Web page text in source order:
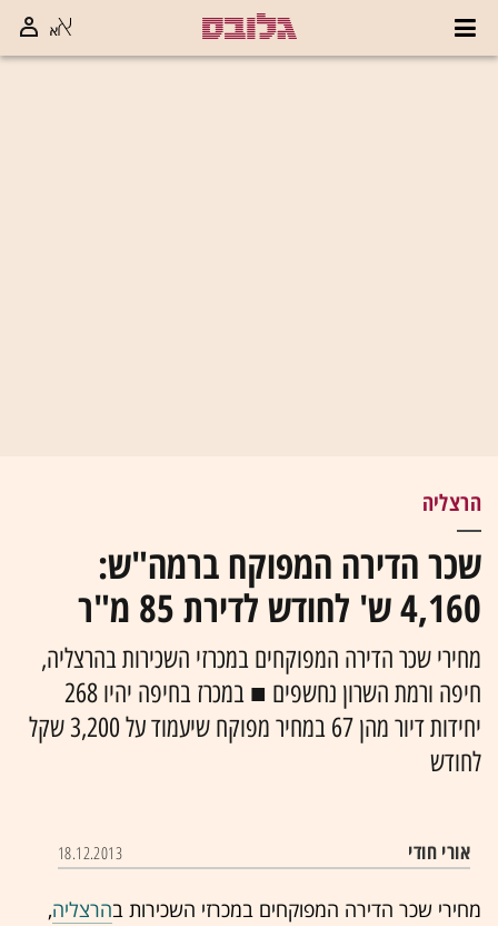
הרצליה
שכר הדירה המפוקח ברמה"ש:
4,160 ש' לחודש לדירת 85 מ"ר
מחירי שכר הדירה המפוקחים במכרזי השכירות בהרצליה,
חיפה ורמת השרון נחשפים ■ במכרז בחיפה יהיו 268
יחידות דיור מהן 67 במחיר מפוקח שיעמוד על 3,200 שקל
לחודש
אורי חודי 18.12.2013
מחירי שכר הדירה המפוקחים במכרזי השכירות בהרצליה,